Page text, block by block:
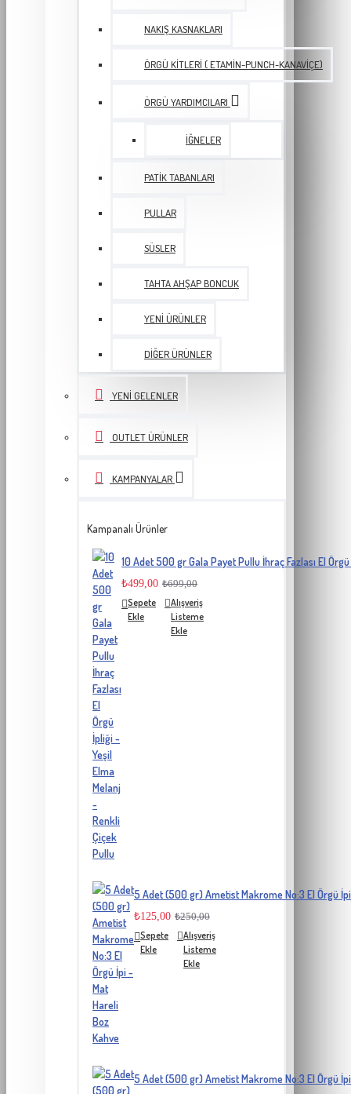
NAKIŞ KASNAKLARI
ÖRGÜ KITLERI ( ETAMIN-PUNCH-KANAVIÇE)
ÖRGÜ YARDIMCILARI
İĞNELER
PATIK TABANLARI
PULLAR
SÜSLER
TAHTA AHŞAP BONCUK
YENI ÜRÜNLER
DIĞER ÜRÜNLER
YENI GELENLER
OUTLET ÜRÜNLER
KAMPANYALAR
Kampanalı Ürünler
10 Adet 500 gr Gala Payet Pullu İhraç Fazlası El
₺499,00 ₺699,00
Sepete
Ekle
Alışveriş
Listeme
Ekle
5 Adet (500 gr) Ametist Makrome No:3 El Örgü
₺125,00 ₺250,00
Sepete
Ekle
Alışveriş
Listeme
Ekle
5 Adet (500 gr) Ametist Makrome No:3 El Örgü